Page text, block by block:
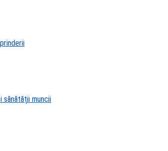
sănătății muncii